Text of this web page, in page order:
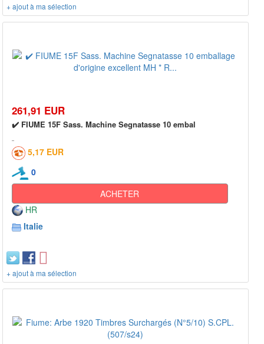
+ ajout à ma sélection
261,91 EUR
✔️ FIUME 15F Sass. Machine Segnatasse 10 embal
5,17 EUR
0
ACHETER
HR
Italie
+ ajout à ma sélection